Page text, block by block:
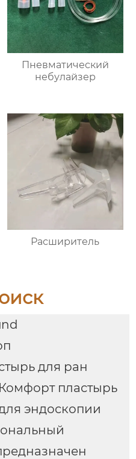
Пневматический
небулайзер
Расширитель
для ран
Комфорт пластырь
эндоскопии